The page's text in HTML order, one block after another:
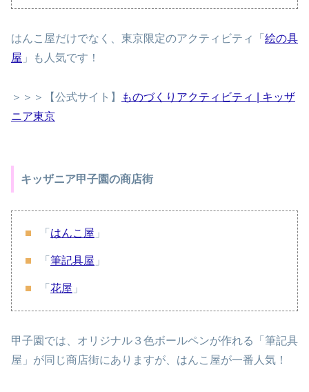
はんこ屋だけでなく、東京限定のアクティビティ「 絵の具
屋 」も人気です！
＞＞＞【公式サイト】
ものづくりアクティビティ | キッザ
ニア東京
キッザニア甲子園の商店街
「 はんこ屋 」
「 筆記具屋 」
「 花屋 」
甲子園では、オリジナル３色ボールペンが作れる「筆記具
屋」が同じ商店街にありますが、はんこ屋が一番人気！